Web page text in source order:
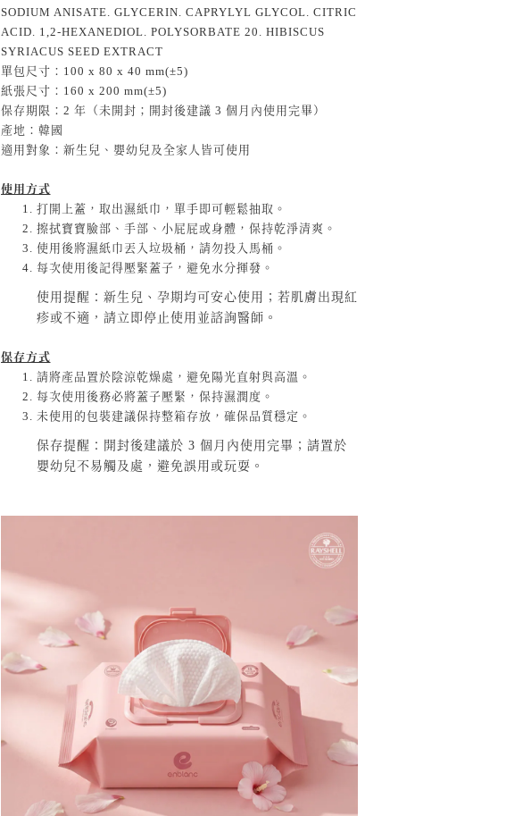
SODIUM ANISATE. GLYCERIN. CAPRYLYL GLYCOL. CITRIC
ACID. 1,2-HEXANEDIOL. POLYSORBATE 20. HIBISCUS
SYRIACUS SEED EXTRACT
單包尺寸：100 x 80 x 40 mm(±5)
紙張尺寸：160 x 200 mm(±5)
保存期限：2 年（未開封；開封後建議 3 個月內使用完畢）
產地：韓國
適用對象：新生兒、嬰幼兒及全家人皆可使用
使用方式
打開上蓋，取出濕紙巾，單手即可輕鬆抽取。
擦拭寶寶臉部、手部、小屁屁或身體，保持乾淨清爽。
使用後將濕紙巾丟入垃圾桶，請勿投入馬桶。
每次使用後記得壓緊蓋子，避免水分揮發。
使用提醒：新生兒、孕期均可安心使用；若肌膚出現紅
疹或不適，請立即停止使用並諮詢醫師。
保存方式
請將產品置於陰涼乾燥處，避免陽光直射與高溫。
每次使用後務必將蓋子壓緊，保持濕潤度。
未使用的包裝建議保持整箱存放，確保品質穩定。
保存提醒：開封後建議於 3 個月內使用完畢；請置於
嬰幼兒不易觸及處，避免誤用或玩耍。